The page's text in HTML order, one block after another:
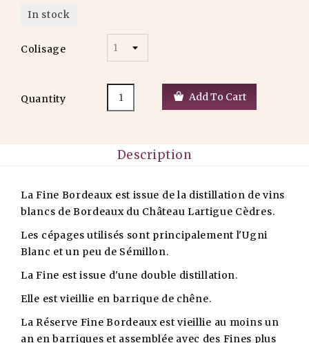
In stock
Colisage
Quantity Add To Cart
Description
La Fine Bordeaux est issue de la distillation de vins
blancs de Bordeaux du Château Lartigue Cèdres.
Les cépages utilisés sont principalement l'Ugni
Blanc et un peu de Sémillon.
La Fine est issue d'une double distillation.
Elle est vieillie en barrique de chêne.
La Réserve Fine Bordeaux est vieillie au moins un
an en barriques et assemblée avec des Fines plus